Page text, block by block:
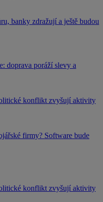
banky zdražují a ještě budou
doprava poráží slevy a
konflikt zvyšují aktivity
firmy? Software bude
konflikt zvyšují aktivity